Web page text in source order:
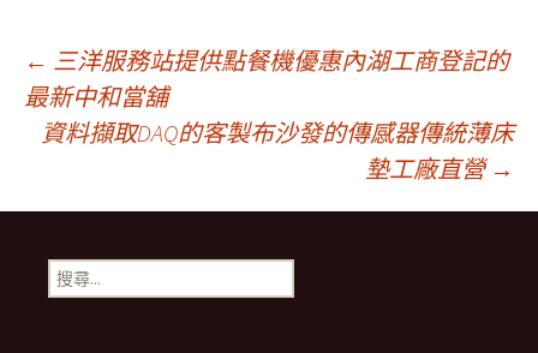
文
章
導
航
← 三洋服務站提供點餐機優惠內湖工商登記的
最新中和當舖
資料擷取DAQ的客製布沙發的傳感器傳統薄床
墊工廠直營 →
搜
尋